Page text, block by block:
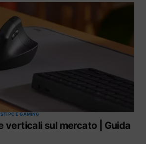
PC E GAMING
verticali sul mercato | Guida